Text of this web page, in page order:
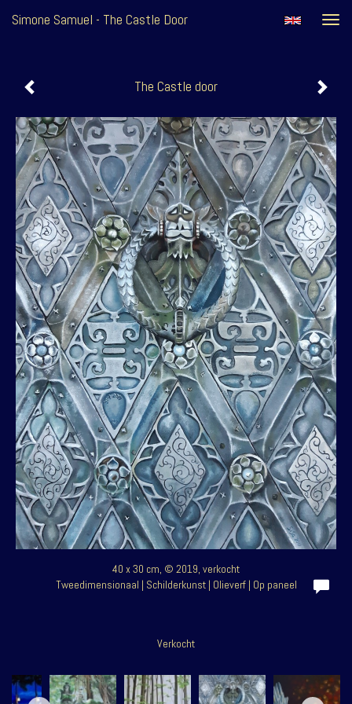
Simone Samuel - The Castle Door
The Castle door
40 x 30 cm, © 2019, verkocht
Tweedimensionaal | Schilderkunst | Olieverf | Op paneel
Verkocht